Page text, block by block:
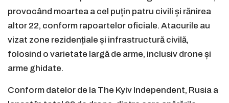
provocând moartea a cel puțin patru civili și rănirea
altor 22, conform rapoartelor oficiale. Atacurile au
vizat zone rezidențiale și infrastructură civilă,
folosind o varietate largă de arme, inclusiv drone și
arme ghidate.
Conform datelor de la The Kyiv Independent, Rusia a